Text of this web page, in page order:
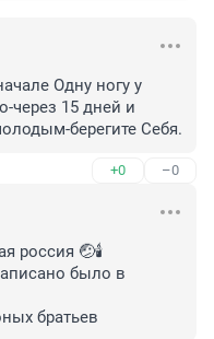
Одну ногу у
через 15 дней и
берегите Себя.
+0 –0
россия 🤕🕯️
было в
братьев